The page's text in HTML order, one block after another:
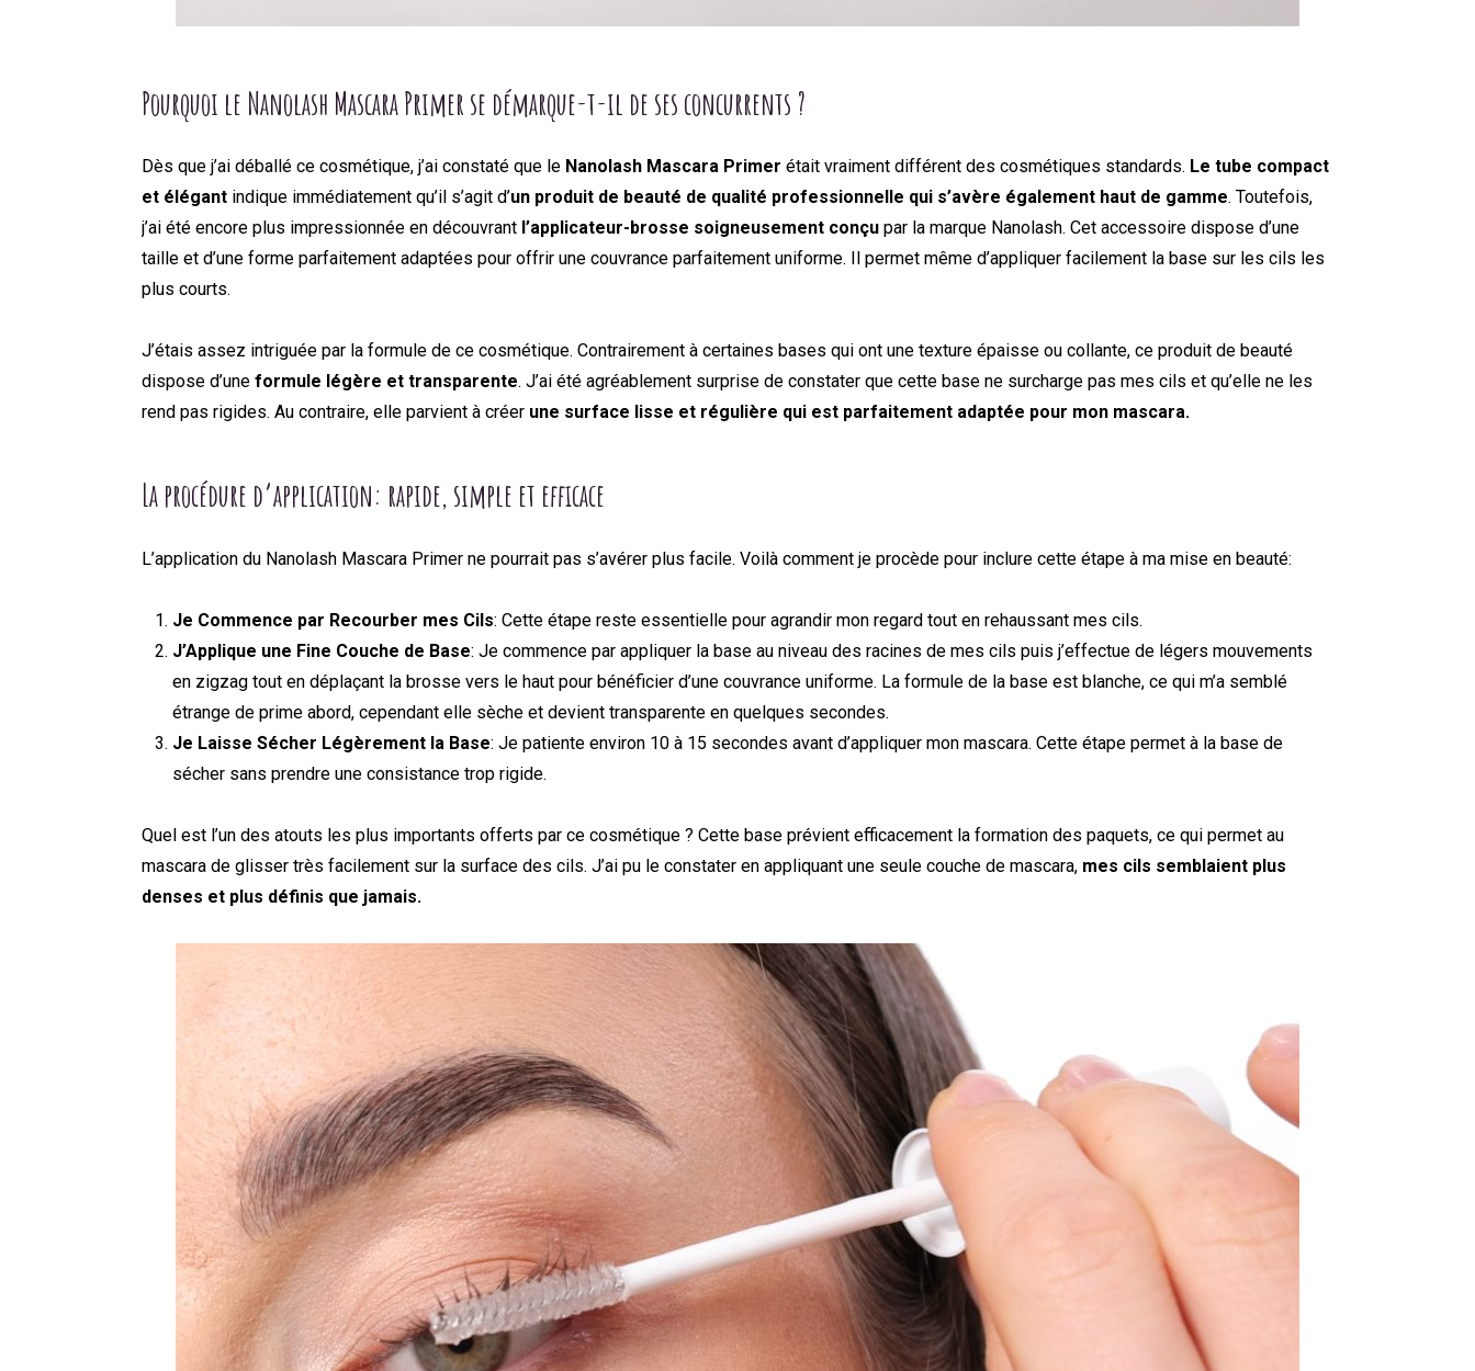
Pourquoi le Nanolash Mascara Primer se démarque-t-il de ses concurrents ?
Dès que j’ai déballé ce cosmétique, j’ai constaté que le Nanolash Mascara Primer était vraiment différent des cosmétiques standards. Le tube compact
et élégant indique immédiatement qu’il s’agit d’un produit de beauté de qualité professionnelle qui s’avère également haut de gamme. Toutefois,
j’ai été encore plus impressionnée en découvrant l’applicateur-brosse soigneusement conçu par la marque Nanolash. Cet accessoire dispose d’une
taille et d’une forme parfaitement adaptées pour offrir une couvrance parfaitement uniforme. Il permet même d’appliquer facilement la base sur les cils les
plus courts.
J’étais assez intriguée par la formule de ce cosmétique. Contrairement à certaines bases qui ont une texture épaisse ou collante, ce produit de beauté
dispose d’une formule légère et transparente. J’ai été agréablement surprise de constater que cette base ne surcharge pas mes cils et qu’elle ne les
rend pas rigides. Au contraire, elle parvient à créer une surface lisse et régulière qui est parfaitement adaptée pour mon mascara.
La procédure d’application: rapide, simple et efficace
L’application du Nanolash Mascara Primer ne pourrait pas s’avérer plus facile. Voilà comment je procède pour inclure cette étape à ma mise en beauté:
Je Commence par Recourber mes Cils: Cette étape reste essentielle pour agrandir mon regard tout en rehaussant mes cils.
J’Applique une Fine Couche de Base: Je commence par appliquer la base au niveau des racines de mes cils puis j’effectue de légers mouvements
en zigzag tout en déplaçant la brosse vers le haut pour bénéficier d’une couvrance uniforme. La formule de la base est blanche, ce qui m’a semblé
étrange de prime abord, cependant elle sèche et devient transparente en quelques secondes.
Je Laisse Sécher Légèrement la Base: Je patiente environ 10 à 15 secondes avant d’appliquer mon mascara. Cette étape permet à la base de
sécher sans prendre une consistance trop rigide.
Quel est l’un des atouts les plus importants offerts par ce cosmétique ? Cette base prévient efficacement la formation des paquets, ce qui permet au
mascara de glisser très facilement sur la surface des cils. J’ai pu le constater en appliquant une seule couche de mascara, mes cils semblaient plus
denses et plus définis que jamais.